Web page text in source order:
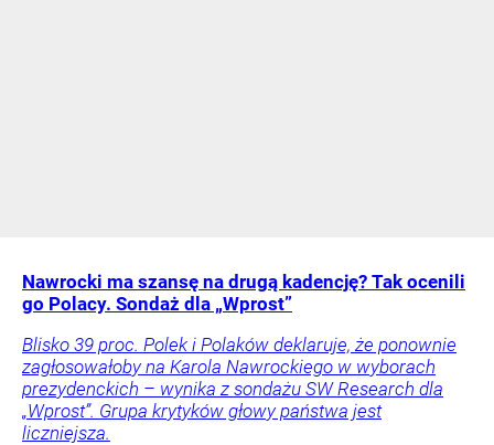
Nawrocki ma szansę na drugą kadencję? Tak ocenili
go Polacy. Sondaż dla „Wprost”
Blisko 39 proc. Polek i Polaków deklaruje, że ponownie
zagłosowałoby na Karola Nawrockiego w wyborach
prezydenckich – wynika z sondażu SW Research dla
„Wprost”. Grupa krytyków głowy państwa jest
liczniejsza.